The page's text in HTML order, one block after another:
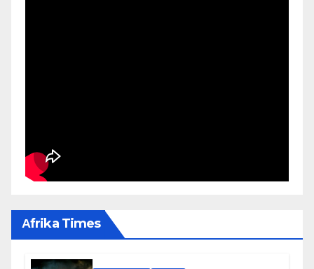
Αfrika Times